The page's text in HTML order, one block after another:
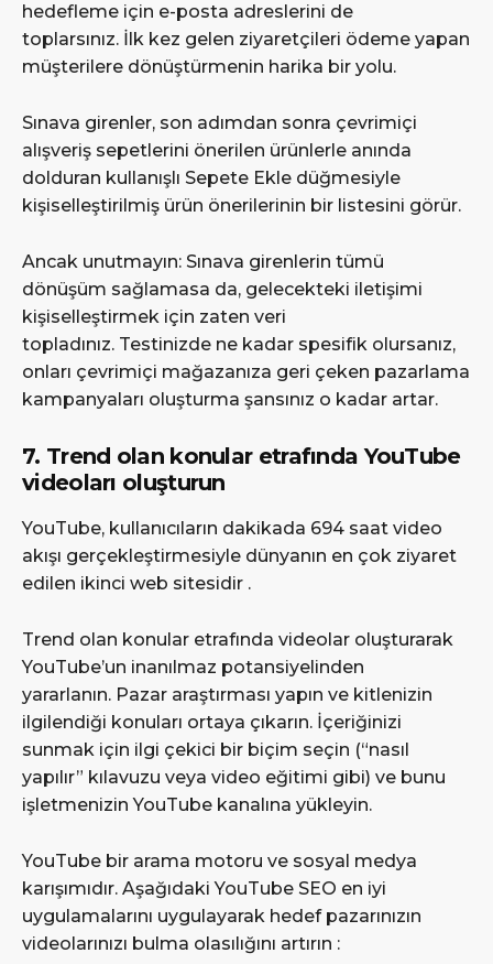
hedefleme için e-posta adreslerini de
toplarsınız. İlk kez gelen ziyaretçileri ödeme yapan
müşterilere dönüştürmenin harika bir yolu.
Sınava girenler, son adımdan sonra çevrimiçi
alışveriş sepetlerini önerilen ürünlerle anında
dolduran kullanışlı Sepete Ekle düğmesiyle
kişiselleştirilmiş ürün önerilerinin bir listesini görür.
Ancak unutmayın: Sınava girenlerin tümü
dönüşüm sağlamasa da, gelecekteki iletişimi
kişiselleştirmek için zaten veri
topladınız. Testinizde ne kadar spesifik olursanız,
onları çevrimiçi mağazanıza geri çeken pazarlama
kampanyaları oluşturma şansınız o kadar artar.
7. Trend olan konular etrafında YouTube
videoları oluşturun
YouTube, kullanıcıların dakikada 694 saat video
akışı gerçekleştirmesiyle dünyanın en çok ziyaret
edilen ikinci web sitesidir .
Trend olan konular etrafında videolar oluşturarak
YouTube’un inanılmaz potansiyelinden
yararlanın. Pazar araştırması yapın ve kitlenizin
ilgilendiği konuları ortaya çıkarın. İçeriğinizi
sunmak için ilgi çekici bir biçim seçin (“nasıl
yapılır” kılavuzu veya video eğitimi gibi) ve bunu
işletmenizin YouTube kanalına yükleyin.
YouTube bir arama motoru ve sosyal medya
karışımıdır. Aşağıdaki YouTube SEO en iyi
uygulamalarını uygulayarak hedef pazarınızın
videolarınızı bulma olasılığını artırın :